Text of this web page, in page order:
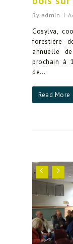
By admin
Cosylva,
forestière
annuelle
prochain à
de…
Read More